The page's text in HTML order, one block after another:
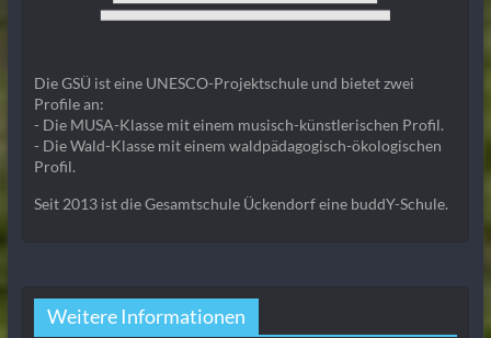
Die GSÜ ist eine UNESCO-Projektschule und bietet zwei
Profile an:
- Die MUSA-Klasse mit einem musisch-künstlerischen Profil.
- Die Wald-Klasse mit einem waldpädagogisch-ökologischen
Profil.
Seit 2013 ist die Gesamtschule Ückendorf eine buddY-Schule.
Weitere Informationen